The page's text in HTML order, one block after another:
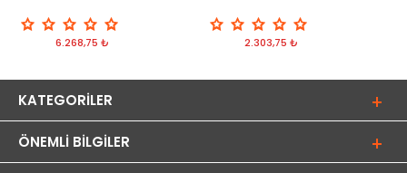
6.268,75 ₺ 2.303,75 ₺
KATEGORILER
ÖNEMLI BILGILER